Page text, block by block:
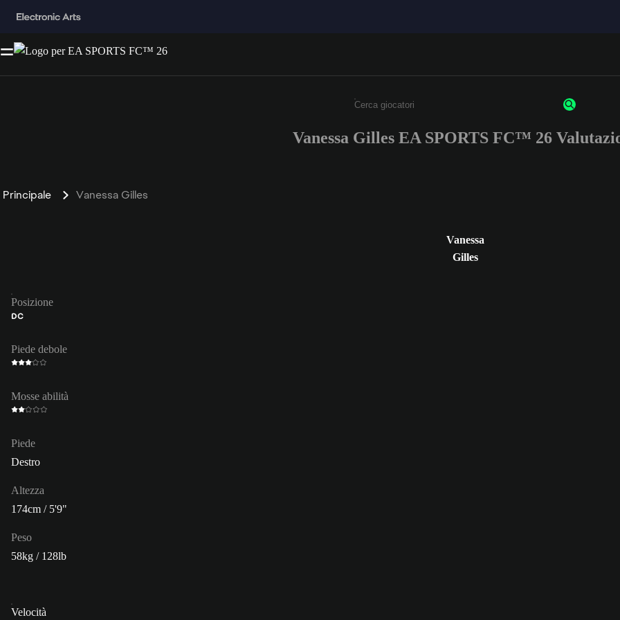
Inserisci un minimo di 3 caratteri o numeri.
Vanessa Gilles EA SPORTS FC™ 26
Principale Vanessa Gilles
Vanessa
Gilles
Posizione
DC
Piede debole
Mosse abilità
Piede
Destro
Altezza
174cm / 5'9"
Peso
58kg / 128lb
Velocità